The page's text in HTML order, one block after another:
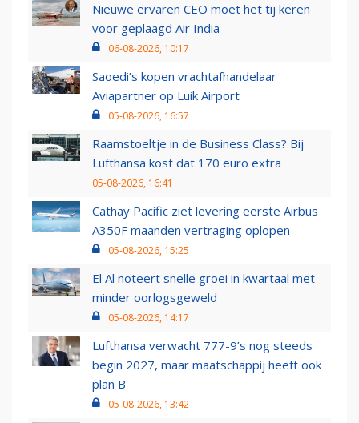
Nieuwe ervaren CEO moet het tij keren
voor geplaagd Air India
06-08-2026, 10:17
Saoedi’s kopen vrachtafhandelaar
Aviapartner op Luik Airport
05-08-2026, 16:57
Raamstoeltje in de Business Class? Bij
Lufthansa kost dat 170 euro extra
05-08-2026, 16:41
Cathay Pacific ziet levering eerste Airbus
A350F maanden vertraging oplopen
05-08-2026, 15:25
El Al noteert snelle groei in kwartaal met
minder oorlogsgeweld
05-08-2026, 14:17
Lufthansa verwacht 777-9’s nog steeds
begin 2027, maar maatschappij heeft ook
plan B
05-08-2026, 13:42